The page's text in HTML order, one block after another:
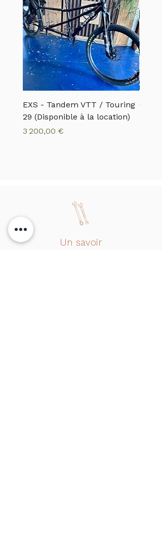
EXS - Tandem VTT / Touring
29 (Disponible à la location)
Prix
3 200,00 €
Un savoir